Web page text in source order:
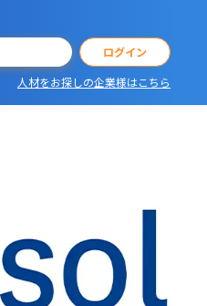
ログイン
人材をお探しの企業様はこちら